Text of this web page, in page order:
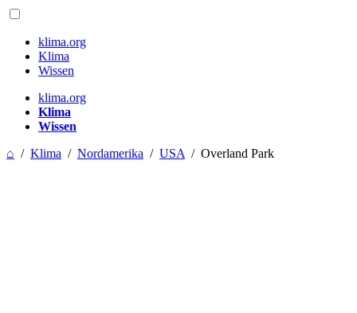
klima.org
Klima
Wissen
klima.org
Klima
Wissen
⌂ / Klima / Nordamerika / USA / Overland Park